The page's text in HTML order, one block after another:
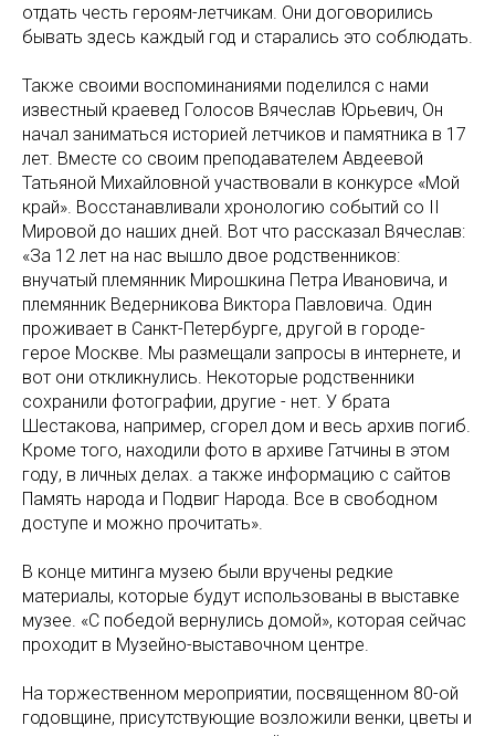
отдать честь героям-летчикам. Они договорились
бывать здесь каждый год и старались это соблюдать.
Также своими воспоминаниями поделился с нами
известный краевед Голосов Вячеслав Юрьевич, Он
начал заниматься историей летчиков и памятника в 17
лет. Вместе со своим преподавателем Авдеевой
Татьяной Михайловной участвовали в конкурсе «Мой
край». Восстанавливали хронологию событий со II
Мировой до наших дней. Вот что рассказал Вячеслав:
«За 12 лет на нас вышло двое родственников:
внучатый племянник Мирошкина Петра Ивановича, и
племянник Ведерникова Виктора Павловича. Один
проживает в Санкт-Петербурге, другой в городе-
герое Москве. Мы размещали запросы в интернете, и
вот они откликнулись. Некоторые родственники
сохранили фотографии, другие - нет. У брата
Шестакова, например, сгорел дом и весь архив погиб.
Кроме того, находили фото в архиве Гатчины в этом
году, в личных делах. а также информацию с сайтов
Память народа и Подвиг Народа. Все в свободном
доступе и можно прочитать».
В конце митинга музею были вручены редкие
материалы, которые будут использованы в выставке
музее. «С победой вернулись домой», которая сейчас
проходит в Музейно-выставочном центре.
На торжественном мероприятии, посвященном 80-ой
годовщине, присутствующие возложили венки, цветы и